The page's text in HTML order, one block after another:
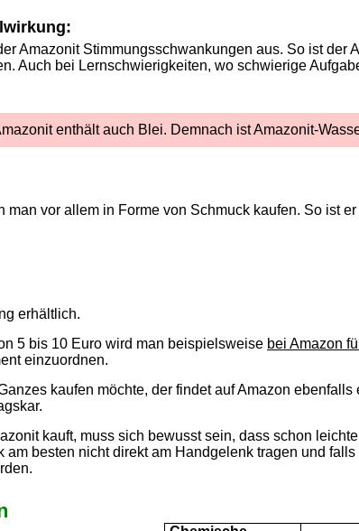
Amazonit Stimmungsschwankungen aus. So ist der
Auch bei Lernschwierigkeiten, wo schwierige
enthält auch Blei. Demnach ist Amazonit-
man vor allem in Forme von Schmuck kaufen. So ist
erhältlich.
5 bis 10 Euro wird man beispielsweise bei Amazon
einzuordnen.
kaufen möchte, der findet auf Amazon ebenfalls
kauft, muss sich bewusst sein, dass schon
am besten nicht direkt am Handgelenk tragen und